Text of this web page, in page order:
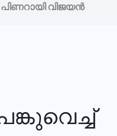
വിജയന്‍